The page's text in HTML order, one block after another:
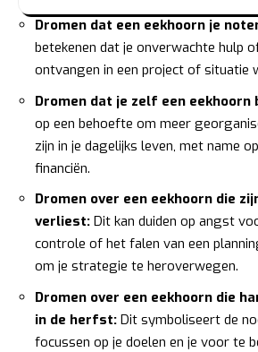
Dromen dat een eekhoorn je
betekenen dat je onverwachte hulp
ontvangen in een project of situatie
Dromen dat je zelf een eekhoorn
op een behoefte om meer
zijn in je dagelijks leven, met name
financiën.
Dromen over een eekhoorn die
verliest: Dit kan duiden op angst
controle of het falen van een
om je strategie te heroverwegen.
Dromen over een eekhoorn die
in de herfst: Dit symboliseert de
focussen op je doelen en je voor te